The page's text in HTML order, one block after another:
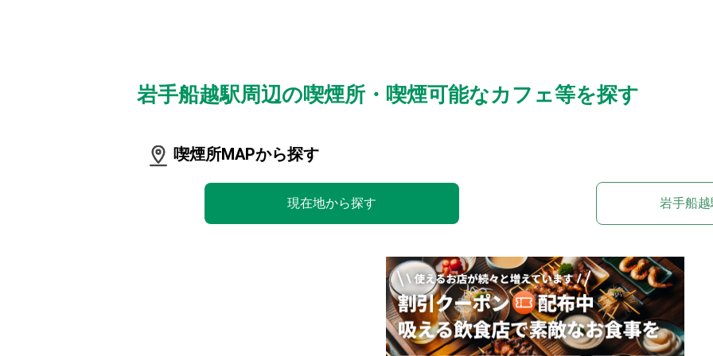
岩手船越駅周辺の喫煙所・喫煙可能なカフェ等を探す
喫煙所MAPから探す
現在地から探す 岩手船